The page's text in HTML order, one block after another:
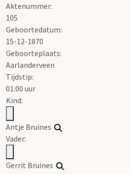
Aktenummer:
105
Geboortedatum:
15-12-1870
Geboorteplaats:
Aarlanderveen
Tijdstip:
01:00 uur
Kind:
Antje Bruines
Vader:
Gerrit Bruines